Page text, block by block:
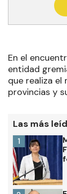
En el
entidad
que realiza el
provincias y
Las más
1